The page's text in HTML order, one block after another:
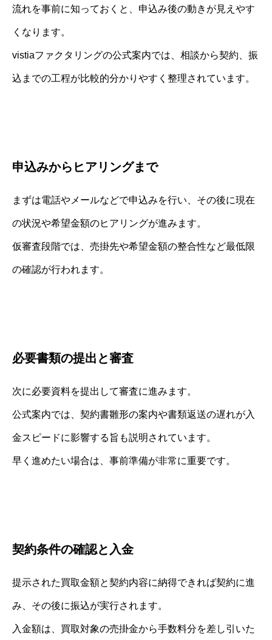
流れを事前に知っておくと、申込み後の動きが見えやす
くなります。
vistiaファクタリングの公式案内では、相談から契約、振
込までの工程が比較的分かりやすく整理されています。
申込みからヒアリングまで
まずは電話やメールなどで申込みを行い、その後に現在
の状況や希望金額のヒアリングが進みます。
仮審査段階では、売掛先や希望金額の整合性など最低限
の確認が行われます。
必要書類の提出と審査
次に必要資料を提出して審査に進みます。
公式案内では、契約書雛形の案内や書類返送の遅れが入
金スピードに影響する旨も説明されています。
早く進めたい場合は、事前準備が非常に重要です。
契約条件の確認と入金
提示された買取金額と契約内容に納得できれば契約に進
み、その後に振込が実行されます。
入金額は、買取対象の売掛金から手数料分を差し引いた